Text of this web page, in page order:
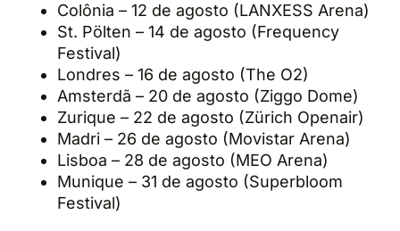
Colônia – 12 de agosto (LANXESS Arena)
St. Pölten – 14 de agosto (Frequency
Festival)
Londres – 16 de agosto (The O2)
Amsterdã – 20 de agosto (Ziggo Dome)
Zurique – 22 de agosto (Zürich Openair)
Madri – 26 de agosto (Movistar Arena)
Lisboa – 28 de agosto (MEO Arena)
Munique – 31 de agosto (Superbloom
Festival)